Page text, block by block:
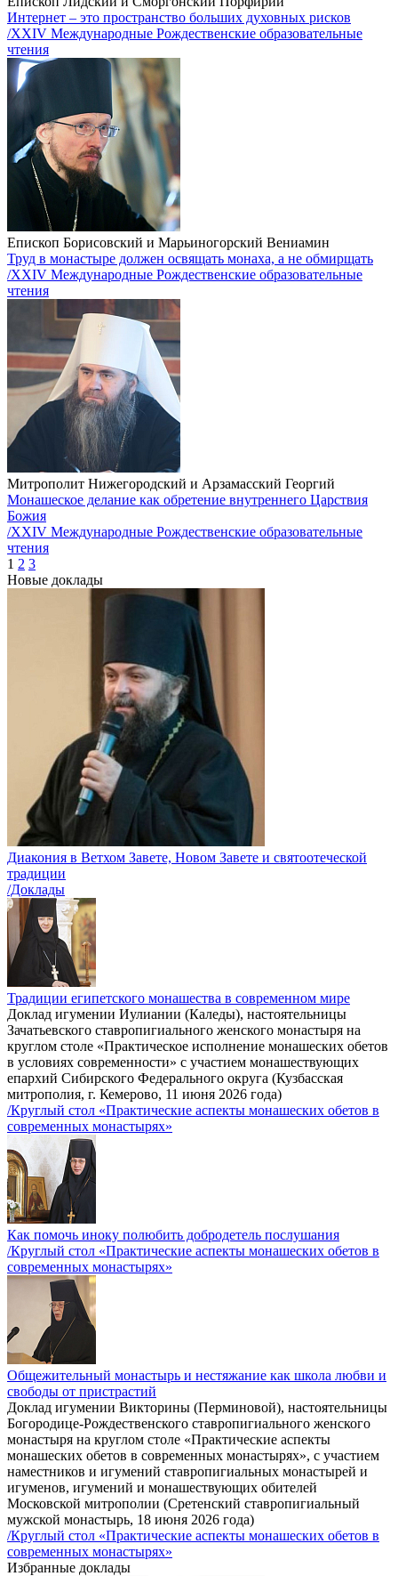
Интернет – это пространство больших духовных рисков
/XXIV Международные Рождественские образовательные
чтения
Епископ Борисовский и Марьиногорский Вениамин
Труд в монастыре должен освящать монаха, а не обмирщать
/XXIV Международные Рождественские образовательные
чтения
Митрополит Нижегородский и Арзамасский Георгий
Монашеское делание как обретение внутреннего Царствия
Божия
/XXIV Международные Рождественские образовательные
чтения
1 2 3
Новые доклады
Диакония в Ветхом Завете, Новом Завете и святоотеческой
традиции
/Доклады
Традиции египетского монашества в современном мире
Доклад игумении Иулиании (Каледы), настоятельницы
Зачатьевского ставропигиального женского монастыря на
круглом столе «Практическое исполнение монашеских обетов
в условиях современности» с участием монашествующих
епархий Сибирского Федерального округа (Кузбасская
митрополия, г. Кемерово, 11 июня 2026 года)
/Круглый стол «Практические аспекты монашеских обетов в
современных монастырях»
Как помочь иноку полюбить добродетель послушания
/Круглый стол «Практические аспекты монашеских обетов в
современных монастырях»
Общежительный монастырь и нестяжание как школа любви и
свободы от пристрастий
Доклад игумении Викторины (Перминовой), настоятельницы
Богородице-Рождественского ставропигиального женского
монастыря на круглом столе «Практические аспекты
монашеских обетов в современных монастырях», с участием
наместников и игумений ставропигиальных монастырей и
игуменов, игумений и монашествующих обителей
Московской митрополии (Сретенский ставропигиальный
мужской монастырь, 18 июня 2026 года)
/Круглый стол «Практические аспекты монашеских обетов в
современных монастырях»
Избранные доклады